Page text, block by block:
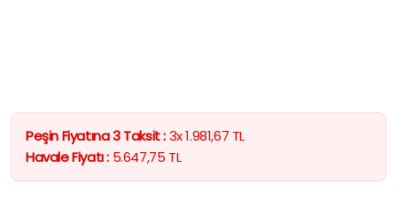
Peşin Fiyatına 3 Taksit :3x1.981,67 TL
Havale Fiyatı : 5.647,75 TL